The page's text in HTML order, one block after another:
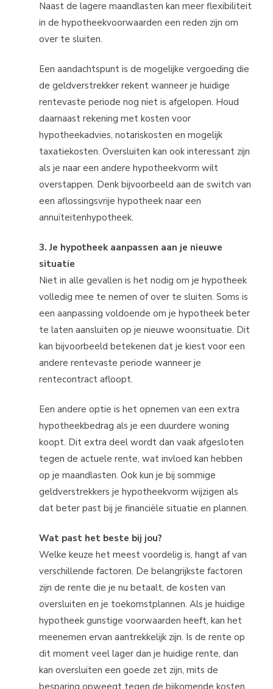
Naast de lagere maandlasten kan meer flexibiliteit
in de hypotheekvoorwaarden een reden zijn om
over te sluiten.
Een aandachtspunt is de mogelijke vergoeding die
de geldverstrekker rekent wanneer je huidige
rentevaste periode nog niet is afgelopen. Houd
daarnaast rekening met kosten voor
hypotheekadvies, notariskosten en mogelijk
taxatiekosten. Oversluiten kan ook interessant zijn
als je naar een andere hypotheekvorm wilt
overstappen. Denk bijvoorbeeld aan de switch van
een aflossingsvrije hypotheek naar een
annuïteitenhypotheek.
3.Je hypotheek aanpassen aan je nieuwe
situatie
Niet in alle gevallen is het nodig om je hypotheek
volledig mee te nemen of over te sluiten. Soms is
een aanpassing voldoende om je hypotheek beter
te laten aansluiten op je nieuwe woonsituatie. Dit
kan bijvoorbeeld betekenen dat je kiest voor een
andere rentevaste periode wanneer je
rentecontract afloopt.
Een andere optie is het opnemen van een extra
hypotheekbedrag als je een duurdere woning
koopt. Dit extra deel wordt dan vaak afgesloten
tegen de actuele rente, wat invloed kan hebben
op je maandlasten. Ook kun je bij sommige
geldverstrekkers je hypotheekvorm wijzigen als
dat beter past bij je financiële situatie en plannen.
Wat past het beste bij jou?
Welke keuze het meest voordelig is, hangt af van
verschillende factoren. De belangrijkste factoren
zijn de rente die je nu betaalt, de kosten van
oversluiten en je toekomstplannen. Als je huidige
hypotheek gunstige voorwaarden heeft, kan het
meenemen ervan aantrekkelijk zijn. Is de rente op
dit moment veel lager dan je huidige rente, dan
kan oversluiten een goede zet zijn, mits de